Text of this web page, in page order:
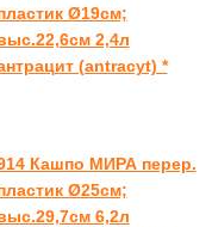
Ø19см;
2,4л
(antracyt) *
Кашпо МИРА перер.
Ø25см;
6,2л